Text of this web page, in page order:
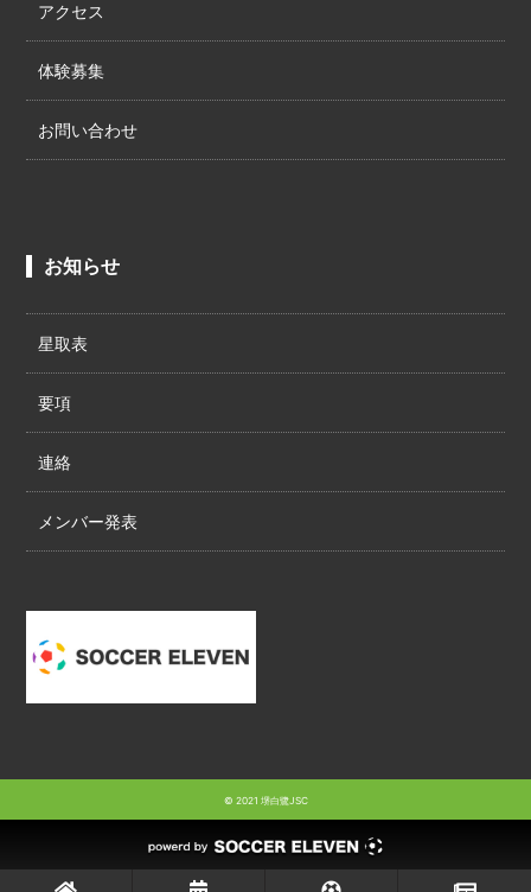
アクセス
体験募集
お問い合わせ
お知らせ
星取表
要項
連絡
メンバー発表
© 2021 堺白鷺JSC